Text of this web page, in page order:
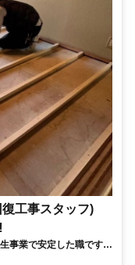
復工事スタッフ)
事業で安定した職です♪